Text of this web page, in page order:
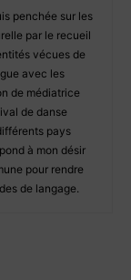
penchée sur les
par le recueil
vécues de
avec les
de médiatrice
de danse
pays
à mon désir
pour rendre
de langage.